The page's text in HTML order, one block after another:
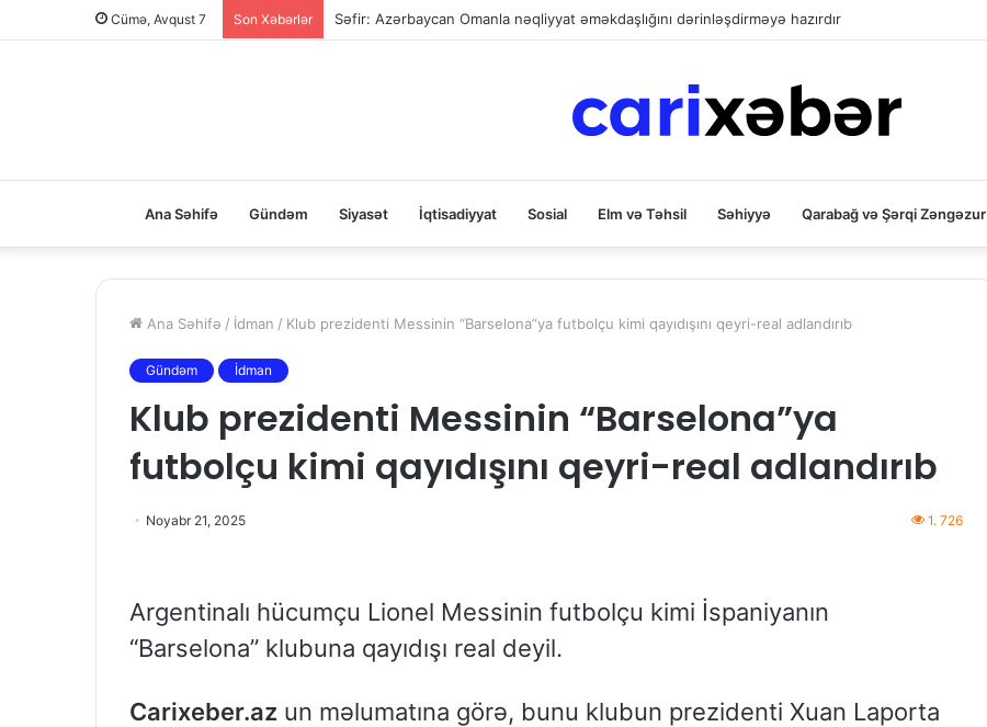
Cümə, Avqust 7 Son Xəbərlər Səfir: Azərbaycan Omanla nəqliyyat əməkdaşlığını dərinləşdirməyə hazırdır
Ana Səhifə Gündəm Siyasət İqtisadiyyat Sosial Elm və Təhsil Səhiyyə Qarabağ və Şərqi Zəngəzur
Ana Səhifə / İdman / Klub prezidenti Messinin “Barselona”ya futbolçu kimi qayıdışını qeyri-real adlandırıb
Gündəm İdman
Klub prezidenti Messinin “Barselona”ya
futbolçu kimi qayıdışını qeyri-real adlandırıb
Noyabr 21, 2025 1. 726
Argentinalı hücumçu Lionel Messinin futbolçu kimi İspaniyanın
“Barselona” klubuna qayıdışı real deyil.
Carixeber.az un məlumatına görə, bunu klubun prezidenti Xuan Laporta